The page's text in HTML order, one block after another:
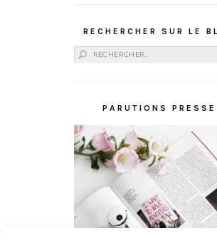
RECHERCHER SUR LE
Rechercher :
PARUTIONS PRESSE